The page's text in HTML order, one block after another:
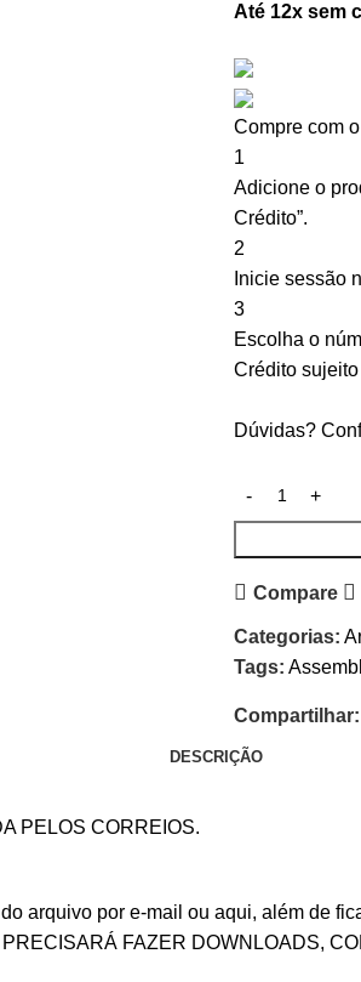
Até 12x sem
Compre com
1
Adicione o
Crédito”.
2
Inicie sessão
3
Escolha o
Crédito
Dúvidas?
Compare
Categorias:
Tags:
Compartilhar:
DESCRIÇÃO
PELOS CORREIOS.
arquivo por e-mail ou aqui, além de
FAZER DOWNLOADS,